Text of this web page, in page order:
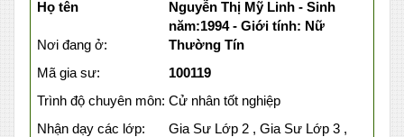
Họ tên
Nguyễn Thị Mỹ Linh - Sinh
năm:1994 - Giới tính: Nữ
Nơi đang ở:
Thường Tín
Mã gia sư:
100119
Trình độ chuyên môn: Cử nhân tốt nghiệp
Nhận dạy các lớp:
Gia Sư Lớp 2 , Gia Sư Lớp 3 ,